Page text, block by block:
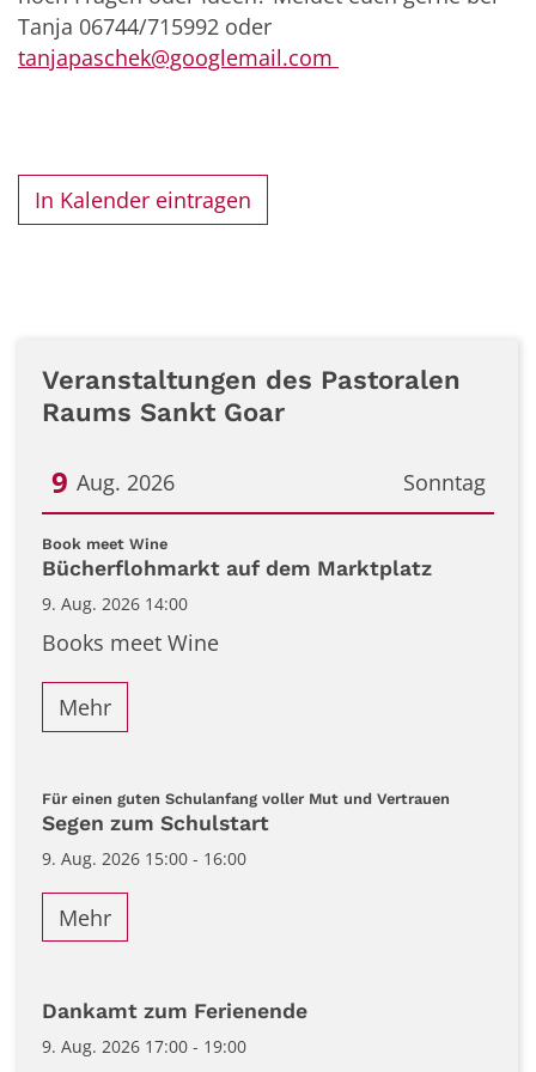
Tanja 06744/715992 oder
tanjapaschek@googlemail.com
In Kalender eintragen
Veranstaltungen des Pastoralen
Raums Sankt Goar
Sonntag
9 Aug. 2026
Datum: 9. August 2026
Book meet Wine:
Bücherflohmarkt auf dem Marktplatz
9. Aug. 2026 14:00
Books meet Wine
Mehr
Für einen guten Schulanfang voller Mut und Vertrauen
Segen zum Schulstart
9. Aug. 2026 15:00 - 16:00
Mehr
Dankamt zum Ferienende
9. Aug. 2026 17:00 - 19:00